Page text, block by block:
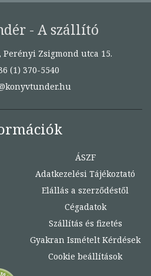
- A szállító
Perényi Zsigmond utca 15.
(1) 370-5540
ÁSZF
Adatkezelési Tájékoztató
Elállás a szerződéstől
Cégadatok
Szállítás és fizetés
Gyakran Ismételt Kérdések
Cookie beállítások